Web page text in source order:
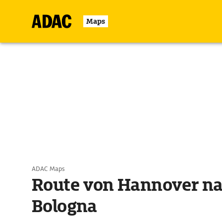
Maps
ADAC Maps
Route von Hannover
Bologna